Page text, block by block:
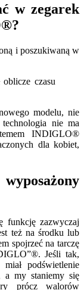
w zegarek
i poszukiwaną w
czasu
modelu, nie
nie ma
INDIGLO®
dla kobiet,
funkcję zazwyczaj
też na środku lub
spojrzeć na tarczę
Jeśli tak,
podświetlenie
a my staniemy się
prócz walorów